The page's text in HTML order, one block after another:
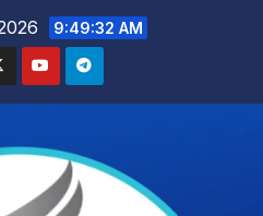
9:49:33 AM